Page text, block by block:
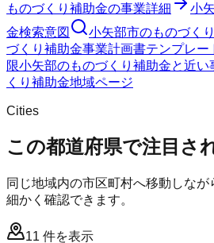
ものづくり補助金の事業詳細 小
金検索意図 小矢部市のものづく
づくり補助金事業計画書テンプレー
限小矢部のものづくり補助金と近い
くり補助金地域ページ
Cities
この都道府県で注目さ
同じ地域内の市区町村へ移動しな
細かく確認できます。
11 件を表示